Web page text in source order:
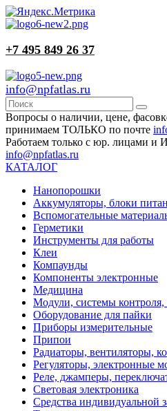
+7 495 849 26 37
info@npfatlas.ru
Вопросы о наличии, цене,
принимаем ТОЛЬКО по почте
Работаем только с юр. лицами и
info@npfatlas.ru
КАТАЛОГ
Нанопорошки
Аккумуляторы, блоки
Вспомогательные
Герметики
Инструменты для работы
Клеи
Компаунды
Компоненты электронные
Медицина
Модули, системы контроля,
Оборудование для пайки
Приборы измерительные
Припои
Радиаторы, вентиляторы,
Регуляторы, электронные
Реле, джамперы,
Световая электроника
Средства индивидуальной